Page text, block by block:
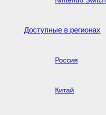
Доступные в регионах
Россия
Китай